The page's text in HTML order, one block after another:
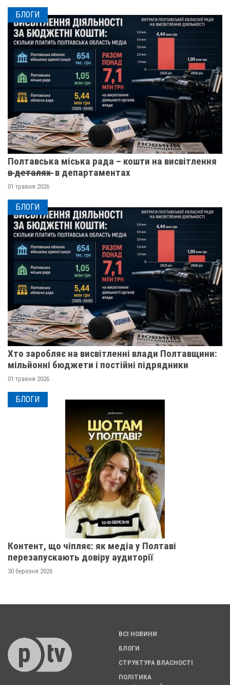
БЛОГИ
Полтавська міська рада – кошти на висвітлення
в̶ ̶д̶е̶т̶а̶л̶я̶х̶ ̶ в департаментах
01 травня 2026
БЛОГИ
Хто заробляє на висвітленні влади Полтавщини:
мільйонні бюджети і постійні підрядники
01 травня 2026
БЛОГИ
Контент, що чіпляє: як медіа у Полтаві
перезапускають довіру аудиторії
30 березня 2026
ВСІ НОВИНИ
БЛОГИ
СТРУКТУРА ВЛАСНОСТІ
ПОЛІТИКА